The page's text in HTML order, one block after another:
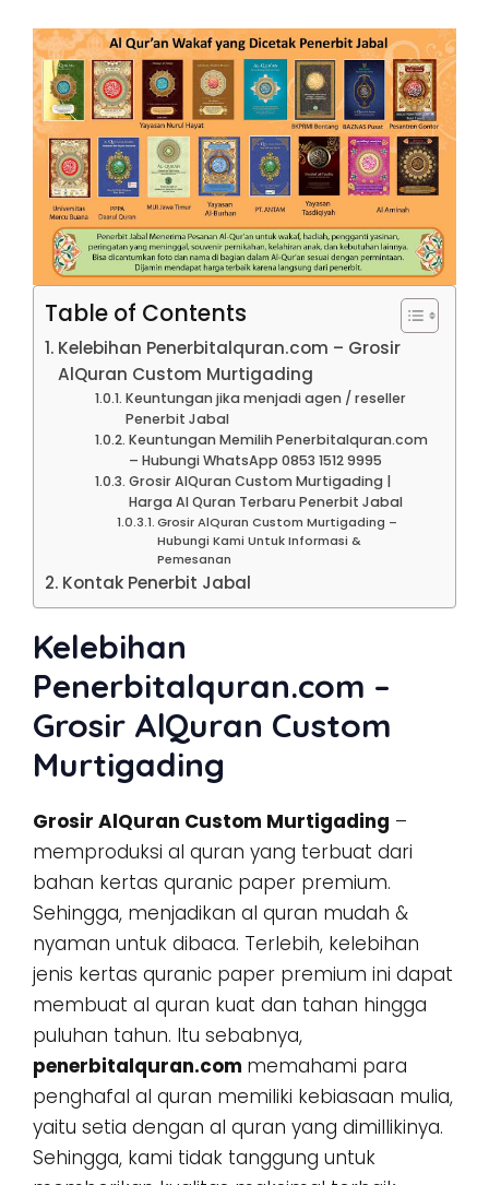
Table of Contents
Kelebihan Penerbitalquran.com – Grosir
AlQuran Custom Murtigading
Keuntungan jika menjadi agen / reseller
Penerbit Jabal
Keuntungan Memilih Penerbitalquran.com
– Hubungi WhatsApp 0853 1512 9995
Grosir AlQuran Custom Murtigading |
Harga Al Quran Terbaru Penerbit Jabal
Grosir AlQuran Custom Murtigading –
Hubungi Kami Untuk Informasi &
Pemesanan
Kontak Penerbit Jabal
Kelebihan
Penerbitalquran.com –
Grosir AlQuran Custom
Murtigading
Grosir AlQuran Custom Murtigading –
memproduksi al quran yang terbuat dari
bahan kertas quranic paper premium.
Sehingga, menjadikan al quran mudah &
nyaman untuk dibaca. Terlebih, kelebihan
jenis kertas quranic paper premium ini dapat
membuat al quran kuat dan tahan hingga
puluhan tahun. Itu sebabnya,
penerbitalquran.com memahami para
penghafal al quran memiliki kebiasaan mulia,
yaitu setia dengan al quran yang dimillikinya.
Sehingga, kami tidak tanggung untuk